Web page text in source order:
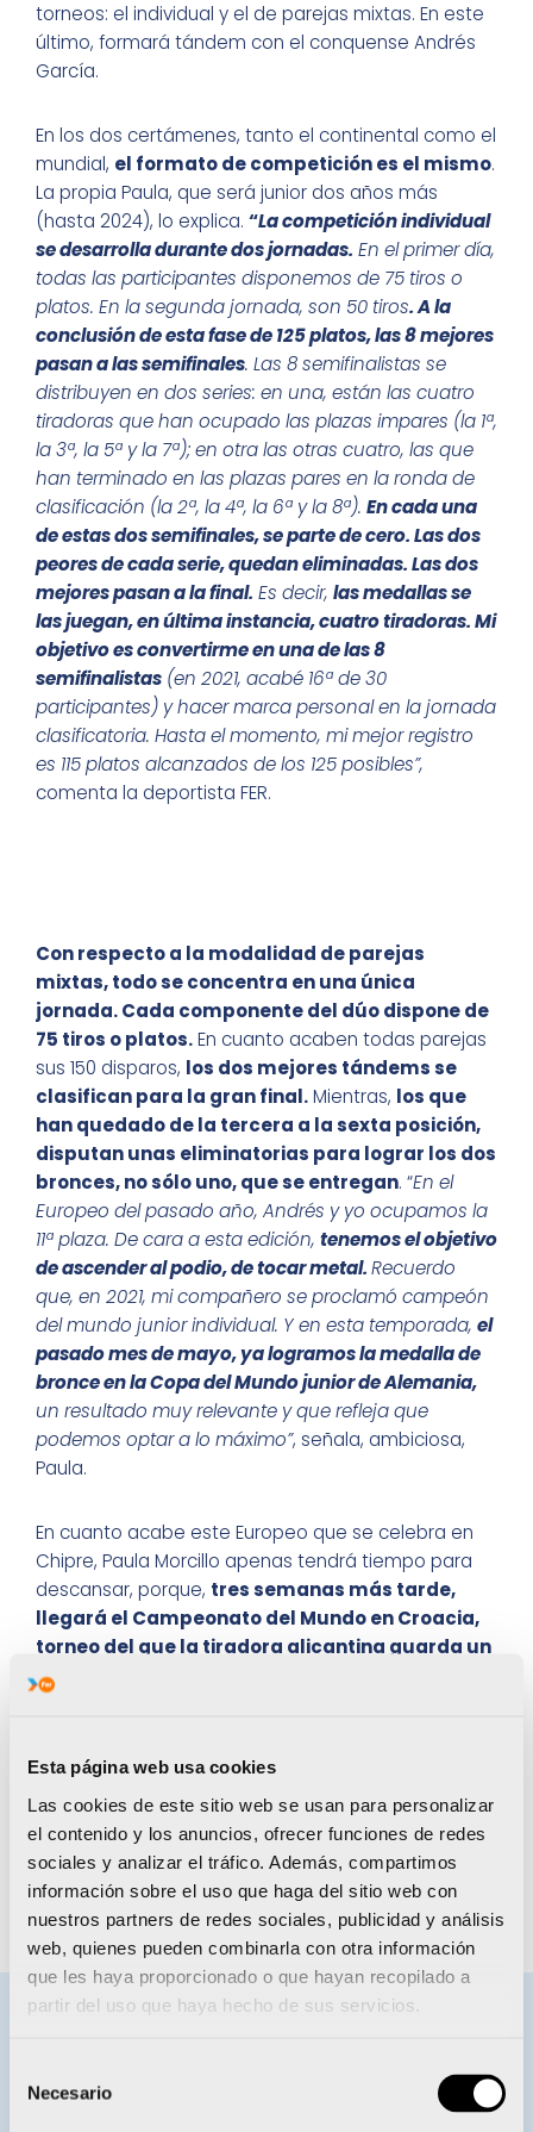
Esta página web usa cookies
Las cookies de este sitio web se usan para personalizar
el contenido y los anuncios, ofrecer funciones de redes
sociales y analizar el tráfico. Además, compartimos
información sobre el uso que haga del sitio web con
nuestros partners de redes sociales, publicidad y análisis
web, quienes pueden combinarla con otra información
que les haya proporcionado o que hayan recopilado a
partir del uso que haya hecho de sus servicios.
Necesario
torneos: el individual y el de parejas mixtas. En este
último, formará tándem con el conquense Andrés
García.
En los dos certámenes, tanto el continental como el
mundial, el formato de competición es el mismo.
La propia Paula, que será junior dos años más
(hasta 2024), lo explica. “La competición individual
se desarrolla durante dos jornadas. En el primer día,
todas las participantes disponemos de 75 tiros o
platos. En la segunda jornada, son 50 tiros. A la
conclusión de esta fase de 125 platos, las 8 mejores
pasan a las semifinales. Las 8 semifinalistas se
distribuyen en dos series: en una, están las cuatro
tiradoras que han ocupado las plazas impares (la 1ª,
la 3ª, la 5ª y la 7ª); en otra las otras cuatro, las que
han terminado en las plazas pares en la ronda de
clasificación (la 2ª, la 4ª, la 6ª y la 8ª). En cada una
de estas dos semifinales, se parte de cero. Las dos
peores de cada serie, quedan eliminadas. Las dos
mejores pasan a la final. Es decir, las medallas se
las juegan, en última instancia, cuatro tiradoras. Mi
objetivo es convertirme en una de las 8
semifinalistas (en 2021, acabé 16ª de 30
participantes) y hacer marca personal en la jornada
clasificatoria. Hasta el momento, mi mejor registro
es 115 platos alcanzados de los 125 posibles”,
comenta la deportista FER.
Con respecto a la modalidad de parejas
mixtas, todo se concentra en una única
jornada. Cada componente del dúo dispone de
75 tiros o platos.En cuanto acaben todas parejas
sus 150 disparos, los dos mejores tándems se
clasifican para la gran final.Mientras, los que
han quedado de la tercera a la sexta posición,
disputan unas eliminatorias para lograr los dos
bronces, no sólo uno, que se entregan. “En el
Europeo del pasado año, Andrés y yo ocupamos la
11ª plaza. De cara a esta edición, tenemos el objetivo
de ascender al podio, de tocar metal.Recuerdo
que, en 2021, mi compañero se proclamó campeón
del mundo junior individual. Y en esta temporada, el
pasado mes de mayo, ya logramos la medalla de
bronce en la Copa del Mundo junior de Alemania,
un resultado muy relevante y que refleja que
podemos optar a lo máximo”, señala, ambiciosa,
Paula.
En cuanto acabe este Europeo que se celebra en
Chipre, Paula Morcillo apenas tendrá tiempo para
descansar, porque, tres semanas más tarde,
llegará el Campeonato del Mundo en Croacia,
torneo del que la tiradora alicantina guarda un
grato recuerdo
estos últimos días, Paula Morcillo está trabajando,
capacidad de abstracción… y, cómo no, la puntería,
la precisión y el acierto. La escopeta está
preparada. En pocos días, a partir del 31 de
agosto, empieza el desafío.